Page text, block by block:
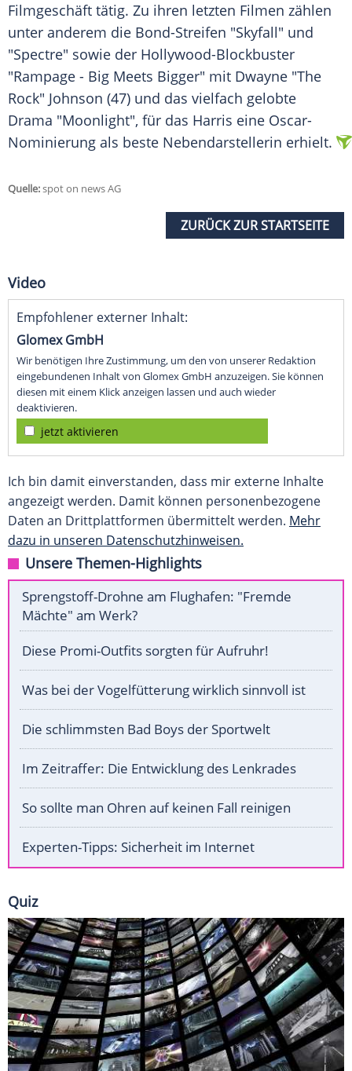
Filmgeschäft tätig. Zu ihren letzten Filmen zählen
unter anderem die Bond-Streifen "Skyfall" und
"Spectre" sowie der Hollywood-Blockbuster
"Rampage - Big Meets Bigger" mit Dwayne "The
Rock" Johnson (47) und das vielfach gelobte
Drama "Moonlight", für das Harris eine Oscar-
Nominierung als beste Nebendarstellerin erhielt.
Quelle:spot on news AG
ZURÜCK ZUR STARTSEITE
Video
Empfohlener externer Inhalt:
Glomex GmbH
Wir benötigen Ihre Zustimmung, um den von unserer Redaktion
eingebundenen Inhalt von Glomex GmbH anzuzeigen. Sie können
diesen mit einem Klick anzeigen lassen und auch wieder
deaktivieren.
jetzt aktivieren
Ich bin damit einverstanden, dass mir externe Inhalte
angezeigt werden. Damit können personenbezogene
Daten an Drittplattformen übermittelt werden. Mehr
dazu in unseren Datenschutzhinweisen.
Unsere Themen-Highlights
Sprengstoff-Drohne am Flughafen: "Fremde
Mächte" am Werk?
Diese Promi-Outfits sorgten für Aufruhr!
Was bei der Vogelfütterung wirklich sinnvoll ist
Die schlimmsten Bad Boys der Sportwelt
Im Zeitraffer: Die Entwicklung des Lenkrades
So sollte man Ohren auf keinen Fall reinigen
Experten-Tipps: Sicherheit im Internet
Quiz